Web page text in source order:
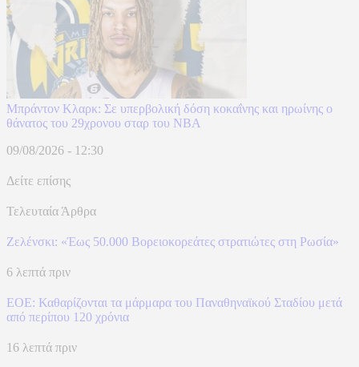
Μπράντον Κλαρκ: Σε υπερβολική δόση κοκαΐνης και ηρωίνης ο
θάνατος του 29χρονου σταρ του NBA
09/08/2026 - 12:30
Δείτε επίσης
Τελευταία Άρθρα
Ζελένσκι: «Έως 50.000 Βορειοκορεάτες στρατιώτες στη Ρωσία»
6 λεπτά πριν
ΕΟΕ: Καθαρίζονται τα μάρμαρα του Παναθηναϊκού Σταδίου μετά
από περίπου 120 χρόνια
16 λεπτά πριν